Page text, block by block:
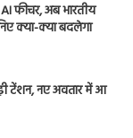
फीचर, अब भारतीय
क्या-क्या बदलेगा
टेंशन, नए अवतार में आ